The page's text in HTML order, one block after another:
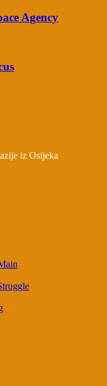
Agency
iz Osijeka